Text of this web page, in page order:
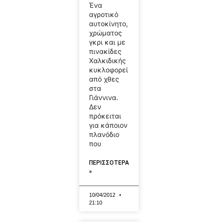
Ένα
αγροτικό
αυτοκίνητο,
χρώματος
γκρι και με
πινακίδες
Χαλκιδικής
κυκλοφορεί
από χθες
στα
Γιάννινα.
Δεν
πρόκειται
για κάποιον
πλανόδιο
που
ΠΕΡΙΣΣΟΤΕΡΑ
»
10/04/2012
21:10